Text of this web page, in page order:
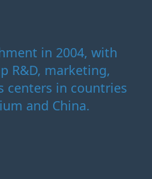
in 2004, with
R&D, marketing,
centers in countries
and China.